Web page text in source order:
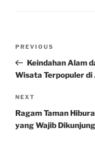
Previous
Post
PREVIOUS
Keindahan Alam
Wisata Terpopuler di
Next
Post
NEXT
Ragam Taman
yang Wajib